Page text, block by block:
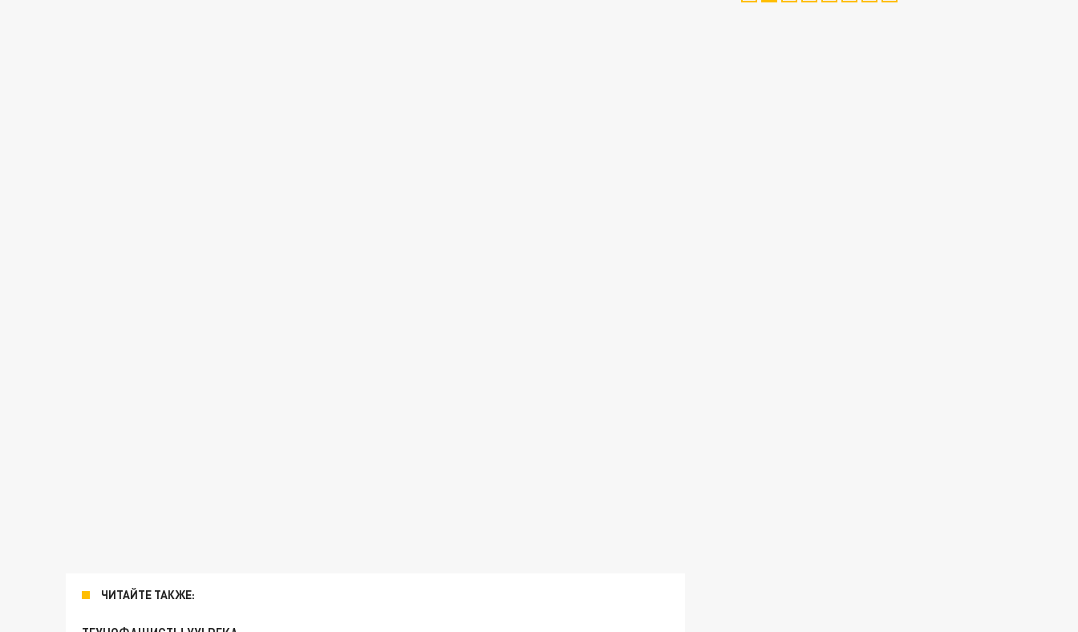
ЧИТАЙТЕ ТАКЖЕ: